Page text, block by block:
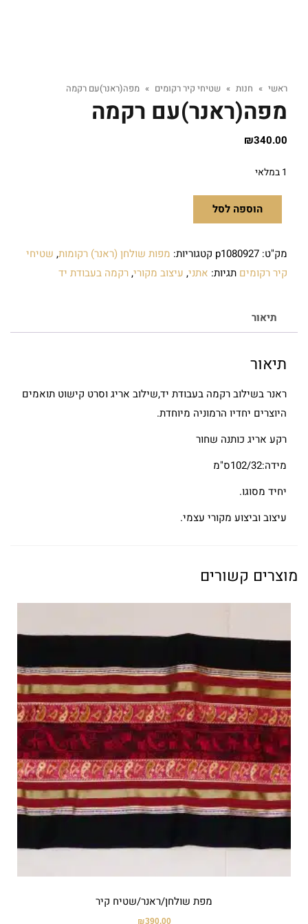
ראשי » חנות » שטיחי קיר רקומים » מפה(ראנר)עם רקמה
מפה(ראנר)עם רקמה
₪340.00
1 במלאי
הוספה לסל
מק"ט: p1080927 קטגוריות: מפות שולחן (ראנר) רקומות, שטיחי
קיר רקומים תגיות: אתני, עיצוב מקורי,רקמה בעבודת יד
תיאור
תיאור
ראנר בשילוב רקמה בעבודת יד,שילוב אריג וסרט קישוט תואמים
היוצרים יחדיו הרמוניה מיוחדת.
רקע אריג כותנה שחור
מידה:102/32ס"מ
יחיד מסוגו.
עיצוב וביצוע מקורי עצמי.
מוצרים קשורים
מפת שולחן/ראנר/שטיח קיר
₪390.00